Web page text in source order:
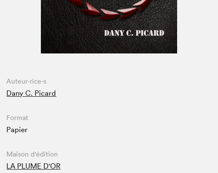
Auteur·rice·s
Dany C. Picard
Format
Papier
Maison d'édition
LA PLUME D'OR